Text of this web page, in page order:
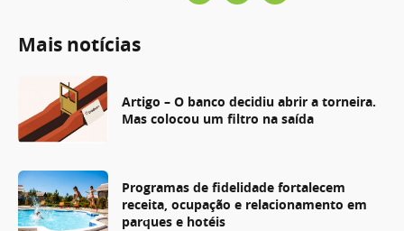
Mais notícias
Artigo – O banco decidiu abrir a torneira.
Mas colocou um filtro na saída
Programas de fidelidade fortalecem
receita, ocupação e relacionamento em
parques e hotéis